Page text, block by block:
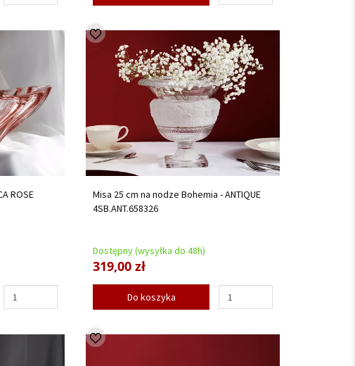
ROSE
Misa 25 cm na nodze Bohemia - ANTIQUE
4SB.ANT.658326
Dostępny (wysyłka do 48h)
319,00 zł
Do koszyka